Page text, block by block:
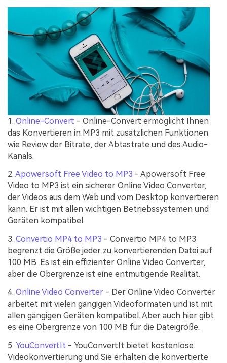
1. Online-Convert - Online-Convert ermöglicht Ihnen
das Konvertieren in MP3 mit zusätzlichen Funktionen
wie Review der Bitrate, der Abtastrate und des Audio-
Kanals.
2. Apowersoft Free Video to MP3 - Apowersoft Free
Video to MP3 ist ein sicherer Online Video Converter,
der Videos aus dem Web und vom Desktop konvertieren
kann. Er ist mit allen wichtigen Betriebssystemen und
Geräten kompatibel.
3. Convertio MP4 to MP3 - Convertio MP4 to MP3
begrenzt die Größe jeder zu konvertierenden Datei auf
100 MB. Es ist ein effizienter Online Video Converter,
aber die Obergrenze ist eine entmutigende Realität.
4. Online Video Converter - Der Online Video Converter
arbeitet mit vielen gängigen Videoformaten und ist mit
allen gängigen Geräten kompatibel. Aber auch hier gibt
es eine Obergrenze von 100 MB für die Dateigröße.
5. YouConvertIt - YouConvertIt bietet kostenlose
Videokonvertierung und Sie erhalten die konvertierte